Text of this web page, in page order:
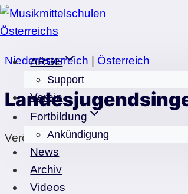
Zum
Inhalt
ARGE
Support
Verein
Fortbildung
Ankündigung
News
Archiv
Videos
Niederösterreich Österreich
Veröffentlicht am07.05.2023